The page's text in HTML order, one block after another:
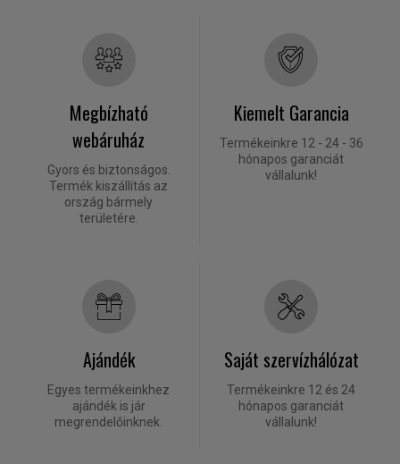
Megbízható
webáruház
Gyors és biztonságos.
Termék kiszállítás az
ország bármely
területére.
Kiemelt Garancia
Termékeinkre 12 - 24 - 36
hónapos garanciát
vállalunk!
Ajándék
Egyes termékeinkhez
ajándék is jár
megrendelőinknek.
Saját szervízhálózat
Termékeinkre 12 és 24
hónapos garanciát
vállalunk!